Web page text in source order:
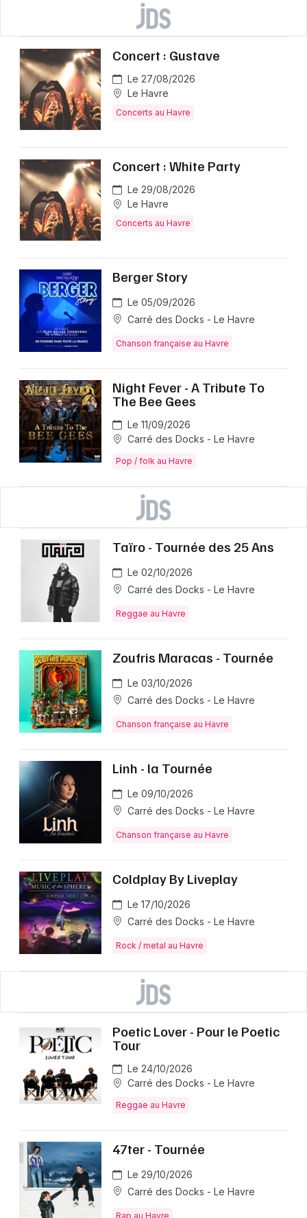
Concert : Gustave
Le 27/08/2026
Le Havre
Concerts au Havre
Concert : White Party
Le 29/08/2026
Le Havre
Concerts au Havre
Berger Story
Le 05/09/2026
Carré des Docks - Le Havre
Chanson française au Havre
Night Fever - A Tribute To
The Bee Gees
Le 11/09/2026
Carré des Docks - Le Havre
Pop / folk au Havre
Taïro - Tournée des 25 Ans
Le 02/10/2026
Carré des Docks - Le Havre
Reggae au Havre
Zoufris Maracas - Tournée
Le 03/10/2026
Carré des Docks - Le Havre
Chanson française au Havre
Linh - la Tournée
Le 09/10/2026
Carré des Docks - Le Havre
Chanson française au Havre
Coldplay By Liveplay
Le 17/10/2026
Carré des Docks - Le Havre
Rock / metal au Havre
Poetic Lover - Pour le Poetic
Tour
Le 24/10/2026
Carré des Docks - Le Havre
Reggae au Havre
47ter - Tournée
Le 29/10/2026
Carré des Docks - Le Havre
Rap au Havre